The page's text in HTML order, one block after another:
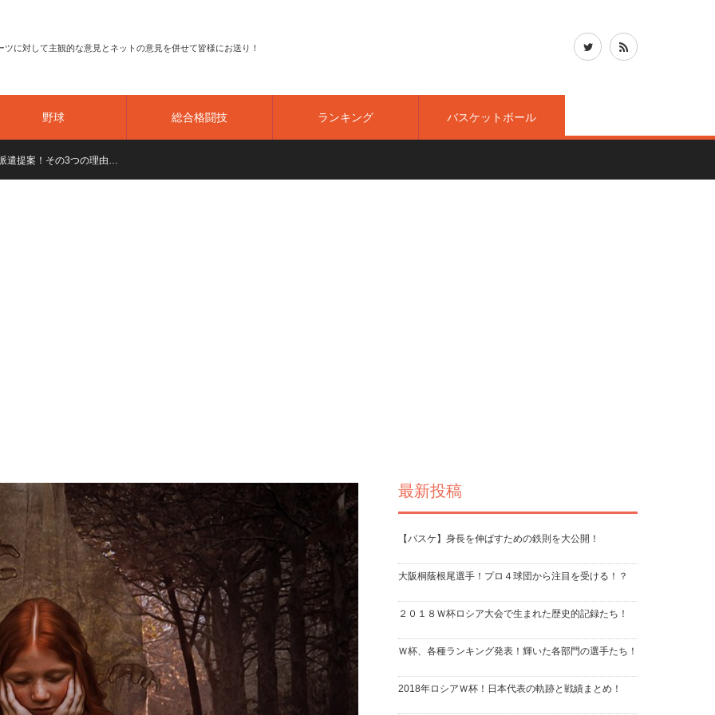
ツに対して主観的な意見とネットの意見を併せて皆様にお送り！
野球 総合格闘技 ランキング バスケットボール
遣提案！その3つの理由…
最新投稿
【バスケ】身長を伸ばすための鉄則を大公開！
大阪桐蔭根尾選手！プロ４球団から注目を受ける！？
２０１８Ｗ杯ロシア大会で生まれた歴史的記録たち！
Ｗ杯、各種ランキング発表！輝いた各部門の選手たち！
2018年ロシアＷ杯！日本代表の軌跡と戦績まとめ！